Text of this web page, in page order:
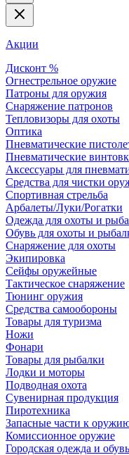
Акции
Дисконт %
Огнестрельное оружие
Патроны для оружия
Снаряжение патронов
Тепловизоры для охоты
Оптика
Пневматические
Пневматические
Аксессуары для
Средства для чистки
Спортивная стрельба
Арбалеты/Луки/Рогатки
Одежда для охоты и
Обувь для охоты и
Снаряжение для охоты
Экипировка
Сейфы оружейные
Тактическое снаряжение
Тюнинг оружия
Средства самообороны
Товары для туризма
Ножи
Фонари
Товары для рыбалки
Лодки и моторы
Подводная охота
Сувенирная продукция
Пиротехника
Запасные части к
Комиссионное оружие
Городская одежда и обувь